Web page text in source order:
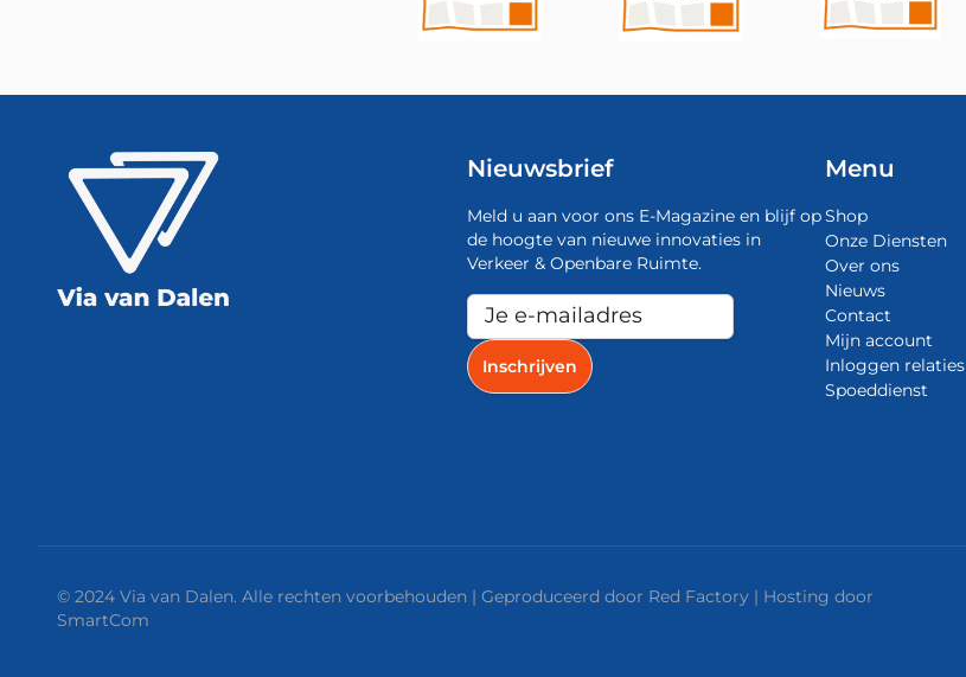
Nieuwsbrief
Meld u aan voor ons E-Magazine en blijf op
de hoogte van nieuwe innovaties in
Verkeer & Openbare Ruimte.
Menu
Shop
Onze Diensten
Over ons
Nieuws
Contact
Mijn account
Inloggen relaties
Spoeddienst
© 2024 Via van Dalen. Alle rechten voorbehouden | Geproduceerd door Red Factory | Hosting door
SmartCom